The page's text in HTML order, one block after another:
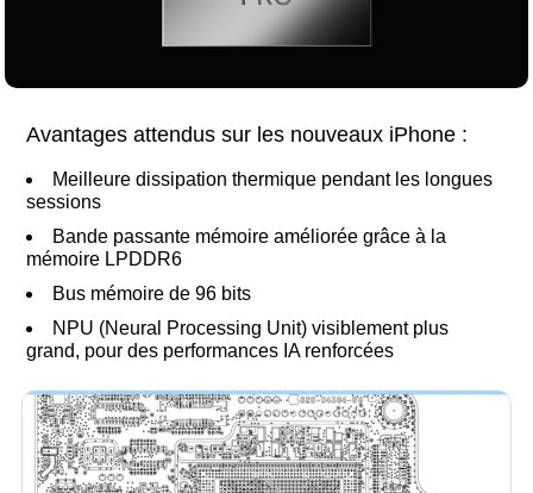
Avantages attendus sur les nouveaux iPhone :
Meilleure dissipation thermique pendant les longues
sessions
Bande passante mémoire améliorée grâce à la
mémoire LPDDR6
Bus mémoire de 96 bits
NPU (Neural Processing Unit) visiblement plus
grand, pour des performances IA renforcées